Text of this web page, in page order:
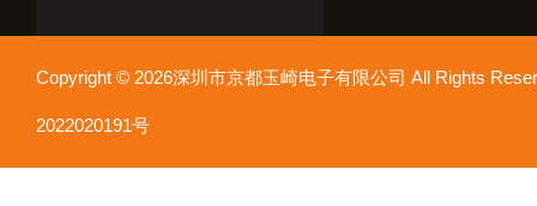
Copyright © 2026深圳市京都玉崎电子有限公司 All Rights
2022020191号